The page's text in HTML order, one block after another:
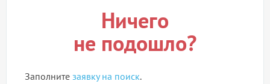
Ничего
не подошло?
Заполните заявку на поиск.